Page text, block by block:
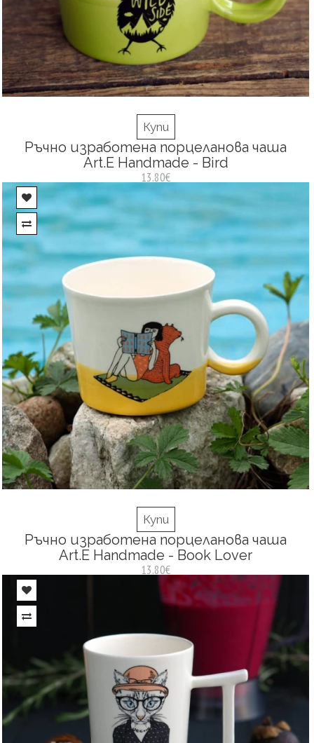
Купи
Ръчно изработена порцеланова чаша
Art.E Handmade - Bird
13.80€
Купи
Ръчно изработена порцеланова чаша
Art.E Handmade - Book Lover
13.80€